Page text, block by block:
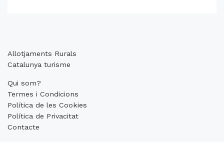
Allotjaments Rurals
Catalunya turisme
Qui som?
Termes i Condicions
Política de les Cookies
Política de Privacitat
Contacte